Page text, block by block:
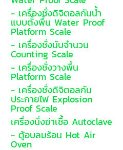
- เครื่องชั่งดิจิตอลกันน้ำ
แบบตั้งพื้น Water Proof
Platform Scale
- เครื่องชั่งนับจำนวน
Counting Scale
- เครื่องชั่งวางพื้น
Platform Scale
- เครื่องชั่งดิจิตอลกัน
ประกายไฟ Explosion
Proof Scale
เครื่องนึ่งฆ่าเชื้อ Autoclave
- ตู้อบลมร้อน Hot Air
Oven